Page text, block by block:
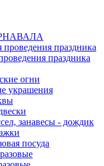
праздника
праздника
огни
украшения
занавесы - дождик
посуда